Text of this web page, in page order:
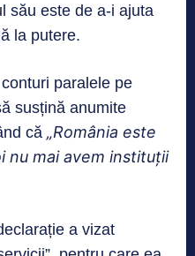
său este de a-i ajuta
la putere.
paralele pe
susțină anumite
că „România este
nu mai avem instituții
a vizat